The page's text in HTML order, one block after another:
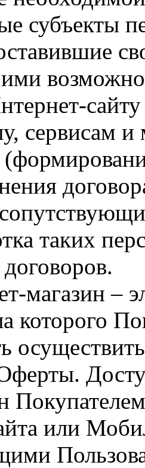
субъекты
сервисам и
таких
магазин –
которого
или